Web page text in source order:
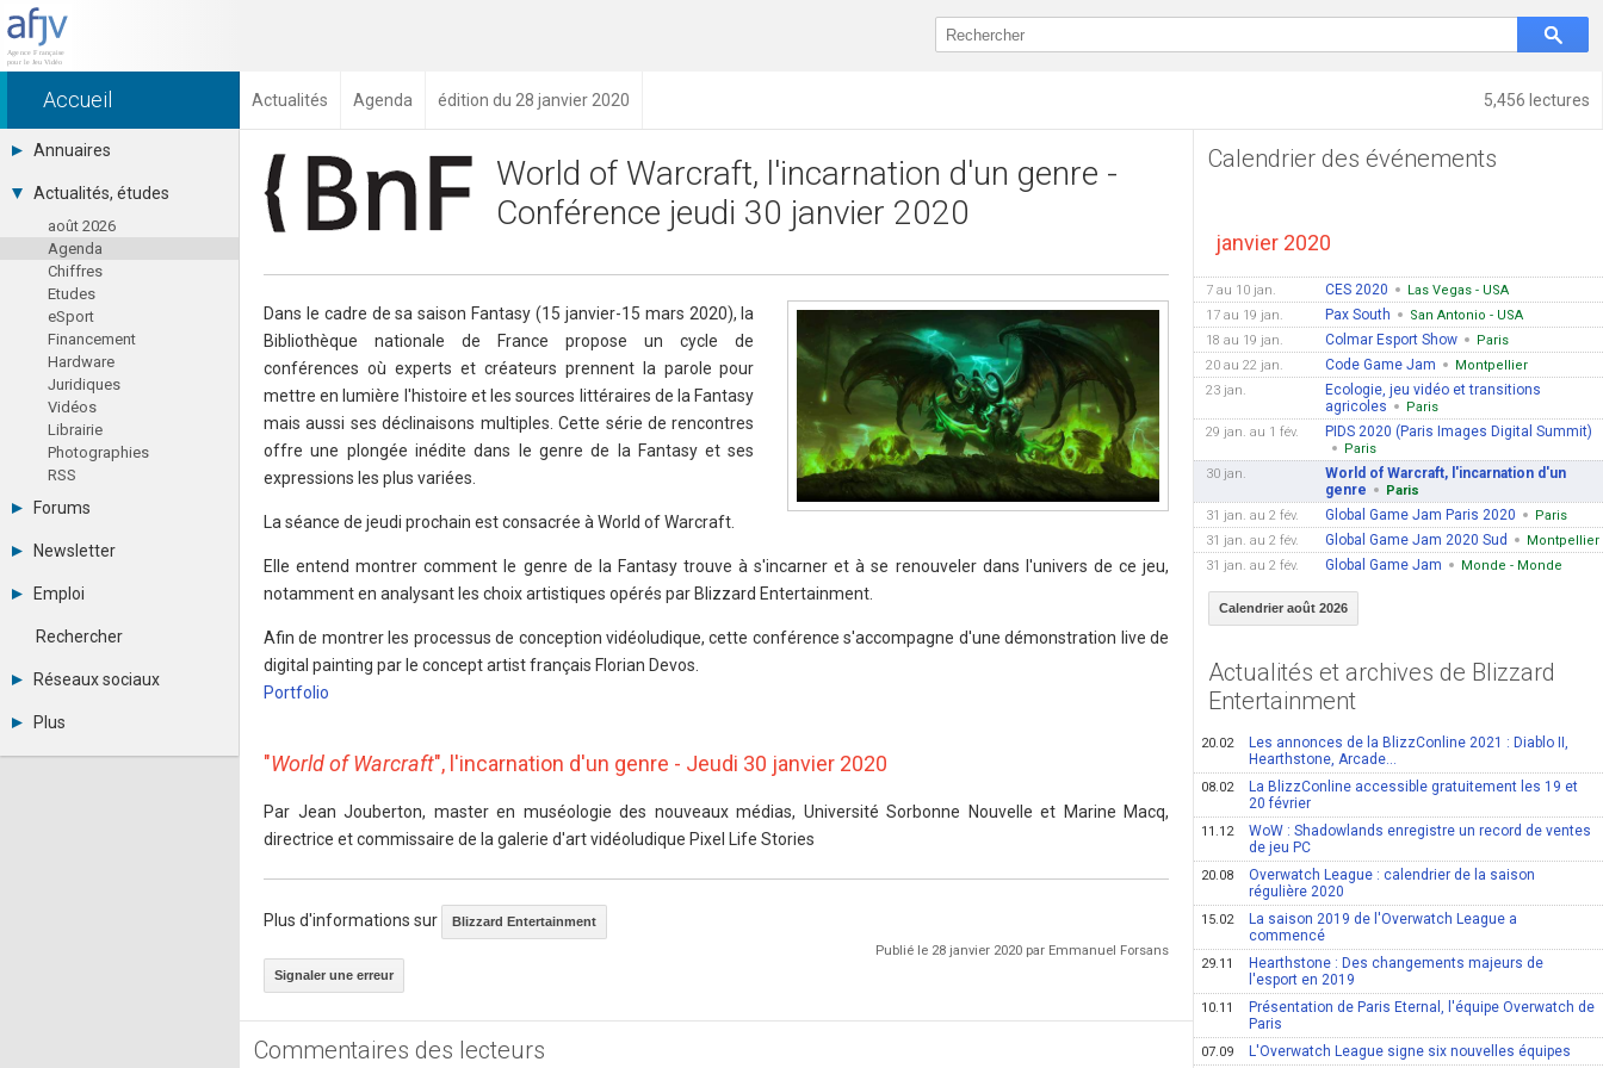
5,456 lectures
Accueil Actualités Agenda édition du 28 janvier 2020
Annuaires
Toutes les sociétés (691)
Studios (418)
Editeurs (49)
Distributeurs (16)
Hard. / Accessoires (10)
Middlewares (15)
Prestataires (99)
Assoc. / Syndicats (21)
Formations / Ecoles (46)
Presse spécialisée (17)
Actualités, études
août 2026
Agenda
Chiffres
Etudes
eSport
Financement
Hardware
Juridiques
Vidéos
Librairie
Photographies
RSS
Forums
Tous les forums
Se connecter
Messages privés
Contacter un modérateur
Newsletter
Archives
Abonnement
Emploi
Consulter les annonces
Observatoire de l'emploi
Rechercher
Réseaux sociaux
LinkedIn
Plus
Annonceurs
World of Warcraft, l'incarnation d'un genre -
Conférence jeudi 30 janvier 2020
Dans le cadre de sa saison Fantasy (15 janvier-15 mars 2020), la
Bibliothèque nationale de France propose un cycle de
conférences où experts et créateurs prennent la parole pour
mettre en lumière l'histoire et les sources littéraires de la Fantasy
mais aussi ses déclinaisons multiples. Cette série de rencontres
offre une plongée inédite dans le genre de la Fantasy et ses
expressions les plus variées.
La séance de jeudi prochain est consacrée à World of Warcraft.
Elle entend montrer comment le genre de la Fantasy trouve à s'incarner et à se renouveler dans l'univers de ce jeu,
notamment en analysant les choix artistiques opérés par Blizzard Entertainment.
Afin de montrer les processus de conception vidéoludique, cette conférence s'accompagne d'une démonstration live de
digital painting par le concept artist français Florian Devos.
Portfolio
"World of Warcraft", l'incarnation d'un genre - Jeudi 30 janvier 2020
Par Jean Jouberton, master en muséologie des nouveaux médias, Université Sorbonne Nouvelle et Marine Macq,
directrice et commissaire de la galerie d'art vidéoludique Pixel Life Stories
Plus d'informations sur Blizzard Entertainment
Publié le 28 janvier 2020 par Emmanuel Forsans
Signaler une erreur
Commentaires des lecteurs
Calendrier des événements
janvier 2020
7 au 10 jan. CES 2020
Las Vegas - USA
17 au 19 jan.
Pax South
San Antonio - USA
18 au 19 jan.
Colmar Esport Show
Paris
20 au 22 jan.
Code Game Jam
Montpellier
23 jan.
Ecologie, jeu vidéo et transitions
agricoles
Paris
29 jan. au 1 fév.
PIDS 2020 (Paris Images Digital Summit)
Paris
30 jan.
World of Warcraft, l'incarnation d'un
genre
Paris
31 jan. au 2 fév.
Global Game Jam Paris 2020
Paris
31 jan. au 2 fév.
Global Game Jam 2020 Sud
Montpellier
31 jan. au 2 fév.
Global Game Jam Monde - Monde
Calendrier août 2026
Actualités et archives de Blizzard
Entertainment
20.02
Les annonces de la BlizzConline 2021 : Diablo II,
Hearthstone, Arcade...
08.02
La BlizzConline accessible gratuitement les 19 et
20 février
11.12
WoW : Shadowlands enregistre un record de ventes
de jeu PC
20.08
Overwatch League : calendrier de la saison
régulière 2020
15.02
La saison 2019 de l'Overwatch League a
commencé
29.11
Hearthstone : Des changements majeurs de
l'esport en 2019
10.11
Présentation de Paris Eternal, l'équipe Overwatch de
Paris
07.09 L'Overwatch League signe six nouvelles équipes